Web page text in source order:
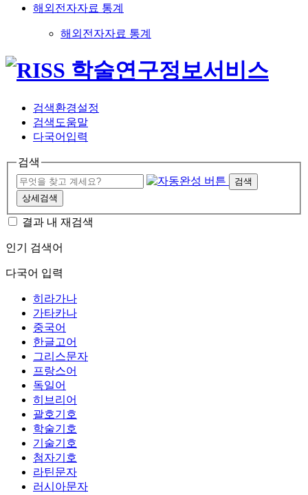
해외전자자료 통계
해외전자자료 통계
검색환경설정
검색도움말
다국어입력
검색
검색
상세검색
결과 내 재검색
인기 검색어
다국어 입력
히라가나
가타카나
중국어
한글고어
그리스문자
프랑스어
독일어
히브리어
괄호기호
학술기호
기술기호
첨자기호
라틴문자
러시아문자